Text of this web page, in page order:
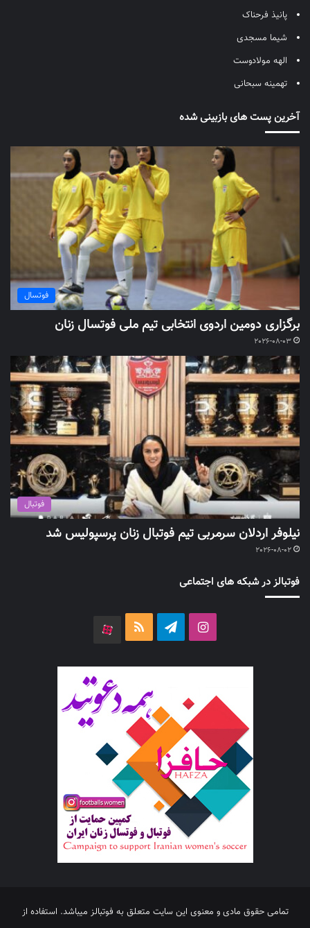
پانیذ فرحناک
شیما مسجدی
الهه مولادوست
تهمینه سبحانی
آخرین پست های بازبینی شده
فوتسال
برگزاری دومین اردوی انتخابی تیم ملی فوتسال زنان
2026-08-03
فوتبال
نیلوفر اردلان سرمربی تیم فوتبال زنان پرسپولیس شد
2026-08-02
فوتبالز در شبکه های اجتماعی
اینستاگرامتلگرام خوراک
تمامی حقوق مادی و معنوی این سایت متعلق به فوتبالز میباشد. استفاده از